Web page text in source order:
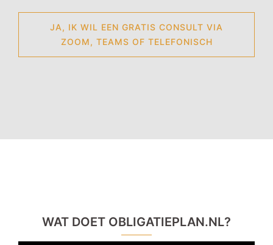
JA, IK WIL EEN GRATIS CONSULT VIA
ZOOM, TEAMS OF TELEFONISCH
WAT DOET OBLIGATIEPLAN.NL?